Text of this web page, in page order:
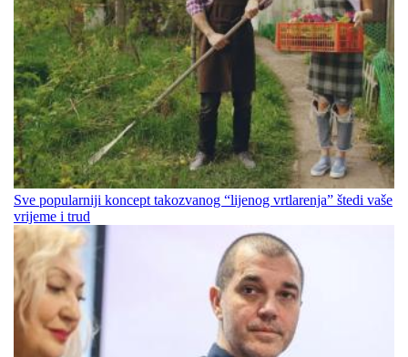
Sve popularniji koncept takozvanog “lijenog vrtlarenja” štedi vaše
vrijeme i trud